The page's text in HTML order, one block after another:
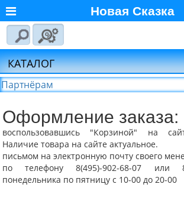
Главная
О компании
Новости
Партнёрам
Калькулятора доставки
Байкал-Сервис
Калькулятора доставки
Новая Сказка
Регистрация
КАТАЛОГ
Партнёрам
Оформление заказа:
воспользовавшись "Корзиной" на
Наличие товара на сайте актуальное.
письмом на электронную почту своего
по телефону 8(495)-902-68-07 или
понедельника по пятницу с 10-00 до 20-00